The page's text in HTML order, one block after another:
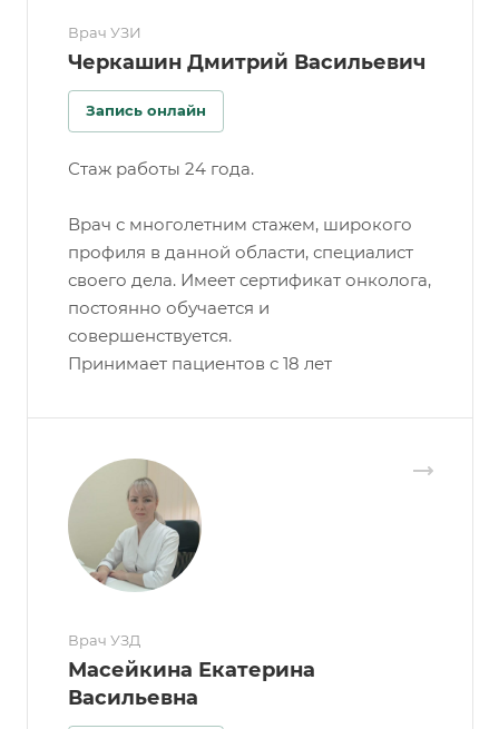
Врач УЗИ
Черкашин Дмитрий Васильевич
Запись онлайн
Стаж работы 24 года.
Врач с многолетним стажем, широкого
профиля в данной области, специалист
своего дела. Имеет сертификат онколога,
постоянно обучается и
совершенствуется.
Принимает пациентов с 18 лет
Врач УЗД
Масейкина Екатерина
Васильевна